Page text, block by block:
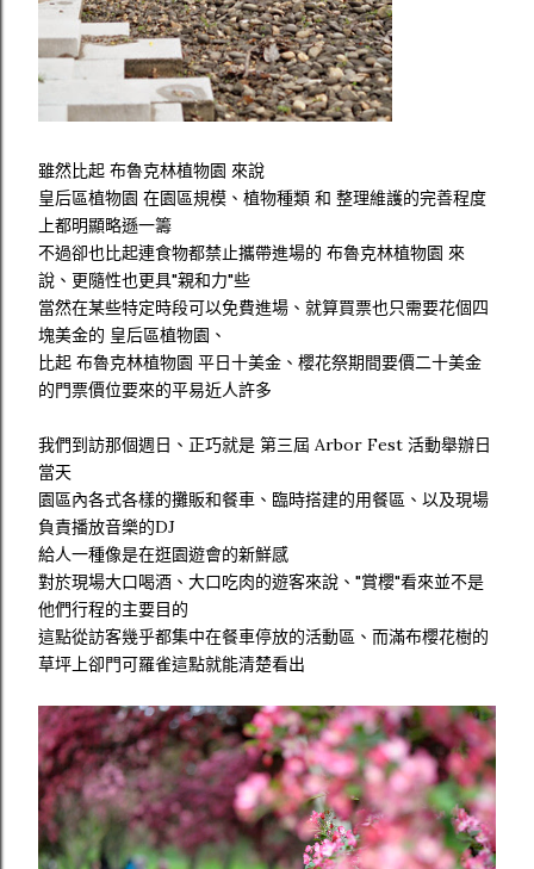
雖然比起 布魯克林植物園 來說
皇后區植物園 在園區規模、植物種類 和 整理維護的完善程度
上都明顯略遜一籌
不過卻也比起連食物都禁止攜帶進場的 布魯克林植物園 來
說、更隨性也更具"親和力"些
當然在某些特定時段可以免費進場、就算買票也只需要花個四
塊美金的 皇后區植物園、
比起 布魯克林植物園 平日十美金、櫻花祭期間要價二十美金
的門票價位要來的平易近人許多
我們到訪那個週日、正巧就是 第三屆 Arbor Fest 活動舉辦日
當天
園區內各式各樣的攤販和餐車、臨時搭建的用餐區、以及現場
負責播放音樂的DJ
給人一種像是在逛園遊會的新鮮感
對於現場大口喝酒、大口吃肉的遊客來說、"賞櫻"看來並不是
他們行程的主要目的
這點從訪客幾乎都集中在餐車停放的活動區、而滿布櫻花樹的
草坪上卻門可羅雀這點就能清楚看出